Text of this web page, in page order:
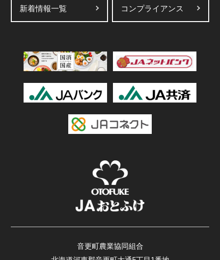
新着情報一覧 コンプライアンス
音更町農業協同組合